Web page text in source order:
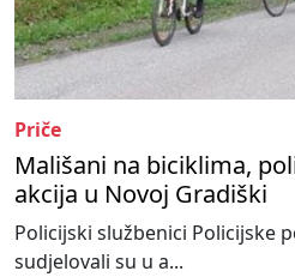
Priče
Mališani na biciklima,
akcija u Novoj Gradiški
Policijski službenici Policijske
sudjelovali su u a...